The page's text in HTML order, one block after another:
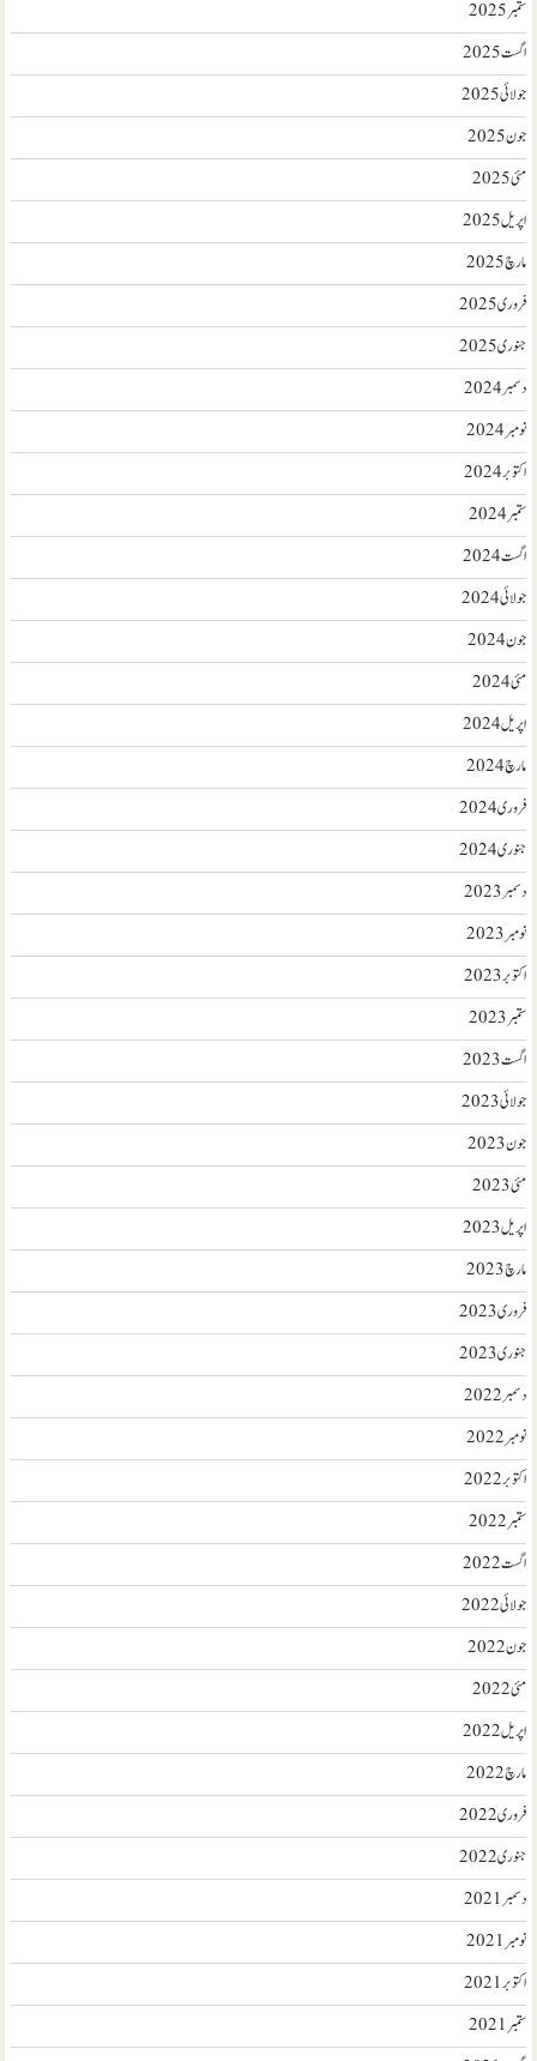
ستمبر 2025
اگست 2025
جولائی 2025
جون 2025
مئی 2025
اپریل 2025
مارچ 2025
فروری 2025
جنوری 2025
دسمبر 2024
نومبر 2024
اکتوبر 2024
ستمبر 2024
اگست 2024
جولائی 2024
جون 2024
مئی 2024
اپریل 2024
مارچ 2024
فروری 2024
جنوری 2024
دسمبر 2023
نومبر 2023
اکتوبر 2023
ستمبر 2023
اگست 2023
جولائی 2023
جون 2023
مئی 2023
اپریل 2023
مارچ 2023
فروری 2023
جنوری 2023
دسمبر 2022
نومبر 2022
اکتوبر 2022
ستمبر 2022
اگست 2022
جولائی 2022
جون 2022
مئی 2022
اپریل 2022
مارچ 2022
فروری 2022
جنوری 2022
دسمبر 2021
نومبر 2021
اکتوبر 2021
ستمبر 2021